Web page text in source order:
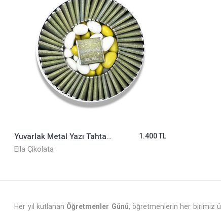
Yuvarlak Metal Yazı Tahtası Kapaklı Öğretmenler Günü ELLA0001086
Ella Çikolata
1.400 TL
Her yıl kutlanan Öğretmenler Günü, öğretmenlerin her birimiz